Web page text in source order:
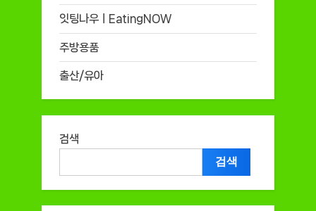
잇팅나우ㅣEatingNOW
주방용품
출산/유아
검색
검색